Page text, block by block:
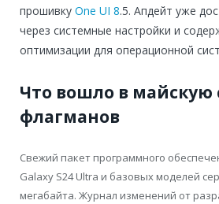
прошивку One UI 8.5. Апдейт уже
через системные настройки и
оптимизации для операционной
Что вошло в майскую
флагманов
Свежий пакет программного
Galaxy S24 Ultra и базовых моделей
мегабайта. Журнал изменений от